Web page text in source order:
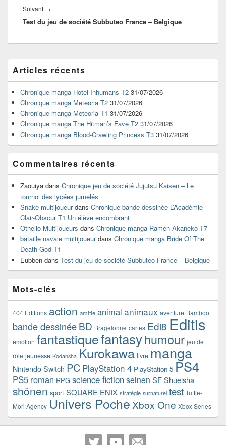
Suivant →
suivant :
Test du jeu de société Subbuteo France – Belgique
principale
de
widget
pour
barre
latérale
Articles récents
Chronique manga Hotel Inhumans T2 31/07/2026
Chronique manga Meteoria T2 31/07/2026
Chronique manga Meteoria T1 31/07/2026
Chronique manga The Hitman’s Fave T2 31/07/2026
Chronique manga Blood-Crawling Princess T3 31/07/2026
Commentaires récents
Zaouiya dans Chronique jeu de société Jujutsu Kaisen – Le
tournoi des lycées jumelés
Snake multijoueurdans Chronique bande dessinée L’Académie
Clair-Obscur T1 Un élève encombrant
Othello Multijoueurs dans Chronique manga Ramen Akaneko T7
bataille navale multijoueurdans Chronique manga Bride Of The
Death God T1
Eubben dans Test du jeu de société Subbuteo France – Belgique
Mots-clés
404 Editions action amitie animal animaux aventure Bamboo
bande dessinéeBD Bragelonne cartes Edi8 Editis
emotion fantastiquefantasyhumour jeu de
rôle jeunesse Kodansha Kurokawa livre manga
Nintendo Switch PC PlayStation 4 PlayStation 5 PS4
PS5 roman RPG science fictionseinen SF Shueisha
shônen sport SQUARE ENIX stratégie surnaturel test Tuttle-
Mori Agency Univers Poche Xbox One Xbox Series